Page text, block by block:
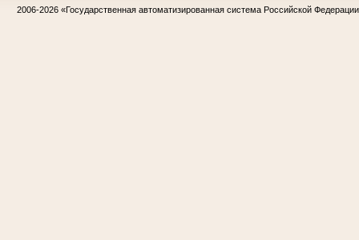
2006-2026 «Государственная автоматизированная система Российской